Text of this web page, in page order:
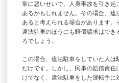
常に悪いせいで、人身事故を引き起
あるかもしれません。その場合、違
あると考えられる場合があります。
違法駐車のほうにも賠償請求はでき
ろでしょう。
この場合、違法駐車をしていた人は
だけです。しかし、民事の賠償責任
けでなく、違法駐車をした運転手に